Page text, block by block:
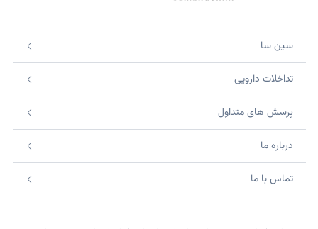
سین سا
تداخلات دارویی
پرسش های متداول
درباره ما
تماس با ما